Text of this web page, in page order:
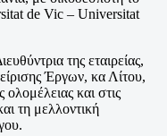
de Vic – Universitat
της εταιρείας,
Έργων, κα Λίτου,
ολομέλειας και στις
τη μελλοντική